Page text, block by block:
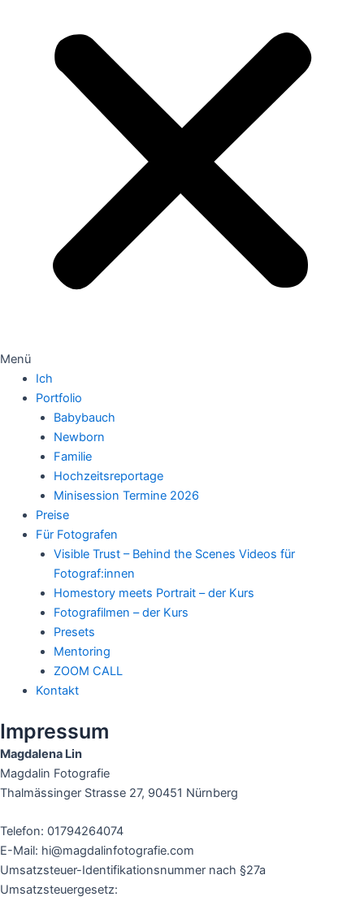
Menü
Ich
Portfolio
Babybauch
Newborn
Familie
Hochzeitsreportage
Minisession Termine 2026
Preise
Für Fotografen
Visible Trust – Behind the Scenes Videos für
Fotograf:innen
Homestory meets Portrait – der Kurs
Fotografilmen – der Kurs
Presets
Mentoring
ZOOM CALL
Kontakt
Impressum
Magdalena Lin
Magdalin Fotografie
Thalmässinger Strasse 27, 90451 Nürnberg
Telefon: 01794264074
E-Mail: hi@magdalinfotografie.com
Umsatzsteuer-Identifikationsnummer nach §27a
Umsatzsteuergesetz: